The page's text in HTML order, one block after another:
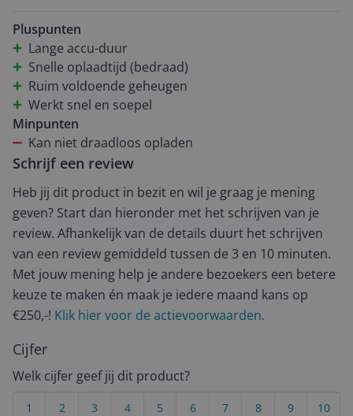
een betere keuze. Enige minpuntje (t.o.v. de S24) is dat
de OnePlus niet draadloos kan opladen, maar dat
wordt voor een groot deel “goed gemaakt” door de
snelheid van het bedraad opladen (echt razendsnel).
Kortom: een top-toestel!
Pluspunten
Lange accu-duur
Snelle oplaadtijd (bedraad)
Ruim voldoende geheugen
Werkt snel en soepel
Minpunten
Kan niet draadloos opladen
Schrijf een review
Heb jij dit product in bezit en wil je graag je mening
geven? Start dan hieronder met het schrijven van je
review. Afhankelijk van de details duurt het schrijven
van een review gemiddeld tussen de 3 en 10 minuten.
Met jouw mening help je andere bezoekers een betere
keuze te maken én maak je iedere maand kans op
€250,-! Klik hier voor de actievoorwaarden.
Cijfer
Welk cijfer geef jij dit product?
10
9
8
7
6
5
4
3
2
1